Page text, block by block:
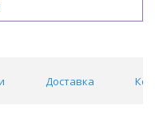
Доставка